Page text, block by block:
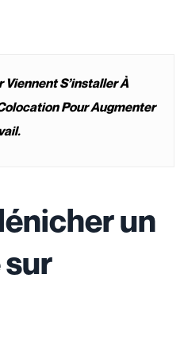
Viennent S’installer À
Pour Augmenter
un